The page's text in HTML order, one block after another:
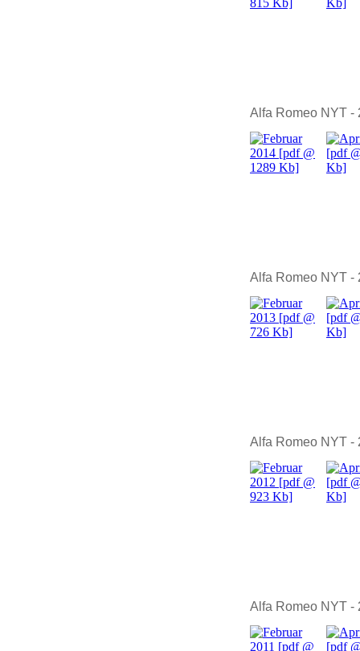
Alfa Romeo NYT -
Alfa Romeo NYT -
Alfa Romeo NYT -
Alfa Romeo NYT -